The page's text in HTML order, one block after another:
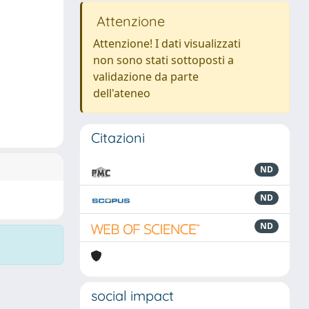
Attenzione
Attenzione! I dati visualizzati
non sono stati sottoposti a
validazione da parte
dell'ateneo
Citazioni
ND
ND
ND
social impact